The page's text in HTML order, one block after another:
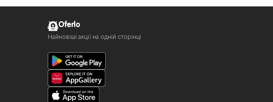
Oferlo
Найновіші акції на одній сторінці